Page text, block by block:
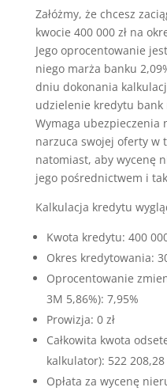
Załóżmy, że chcesz
kwocie 400 000 zł na
Jego oprocentowanie
niego marża banku
dniu dokonania
udzielenie kredytu
Wymaga ubezpieczenia
narzuca swojej oferty w
natomiast, aby wycenę
jego pośrednictwem i
Kalkulacja kredytu
Kwota kredytu: 400
Okres kredytowania:
Oprocentowanie
3M 5,86%): 7,95%
Prowizja: 0 zł
Całkowita kwota
kalkulator): 522 208,28
Opłata za wycenę